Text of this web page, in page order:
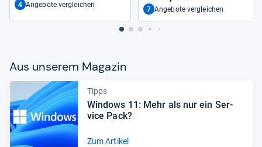
4 Angebote vergleichen
7 Angebote vergleichen
Aus unse­rem Maga­zin
Tipps
Win­dows 11: Mehr als nur ein Ser­
vice Pack?
Zum Artikel